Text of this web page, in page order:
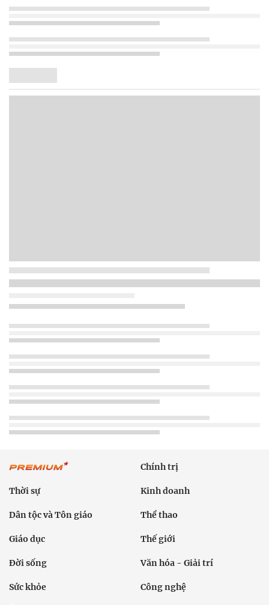
Chính trị
Thời sự Kinh doanh
Dân tộc và Tôn giáo Thể thao
Giáo dục Thế giới
Đời sống Văn hóa - Giải trí
Sức khỏe Công nghệ